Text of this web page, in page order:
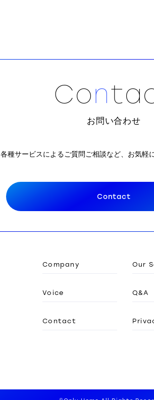
Conta
お問い合わせ
各種サービスによるご質問ご相談など、 お気軽
Contact
Company Our
Voice Q&A
Contact